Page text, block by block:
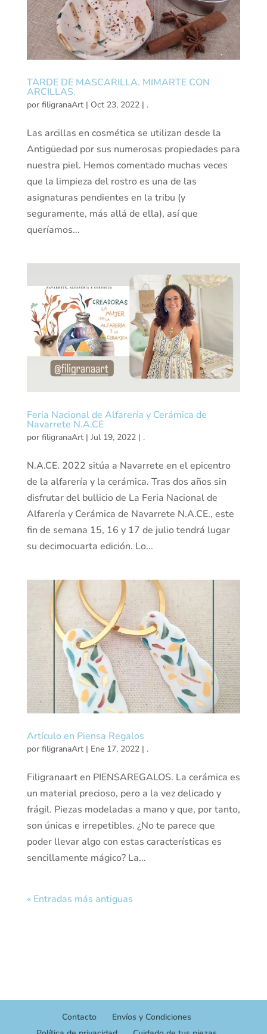
TARDE DE MASCARILLA. MIMARTE CON
ARCILLAS.
por filigranaArt| Oct 23, 2022| .
Las arcillas en cosmética se utilizan desde la
Antigüedad por sus numerosas propiedades para
nuestra piel. Hemos comentado muchas veces
que la limpieza del rostro es una de las
asignaturas pendientes en la tribu (y
seguramente, más allá de ella), así que
queríamos...
Feria Nacional de Alfarería y Cerámica de
Navarrete N.A.CE
por filigranaArt| Jul 19, 2022| .
N.A.CE. 2022 sitúa a Navarrete en el epicentro
de la alfarería y la cerámica. Tras dos años sin
disfrutar del bullicio de La Feria Nacional de
Alfarería y Cerámica de Navarrete N.A.CE., este
fin de semana 15, 16 y 17 de julio tendrá lugar
su decimocuarta edición. Lo...
Artículo en Piensa Regalos
por filigranaArt| Ene 17, 2022| .
Filigranaart en PIENSAREGALOS. La cerámica es
un material precioso, pero a la vez delicado y
frágil. Piezas modeladas a mano y que, por tanto,
son únicas e irrepetibles. ¿No te parece que
poder llevar algo con estas características es
sencillamente mágico? La...
« Entradas más antiguas
Contacto
Envíos y Condiciones